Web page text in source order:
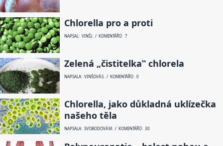
Chlorella pro a proti
NAPSAL: VINŠ J. / KOMENTÁŘŮ: 7
Zelená „čistitelka‟ chlorela
NAPSALA: VINŠOVÁ S. / KOMENTÁŘŮ: 0
Chlorella, jako důkladná uklízečka
našeho těla
NAPSALA: SVOBODOVÁ M. / KOMENTÁŘŮ: 30